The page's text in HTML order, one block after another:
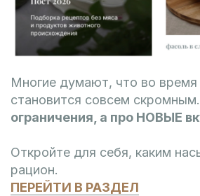
Многие думают, что во
становится совсем
ограничения, а про НОВЫЕ
Откройте для себя, каким
рацион.
ПЕРЕЙТИ В РАЗДЕЛ